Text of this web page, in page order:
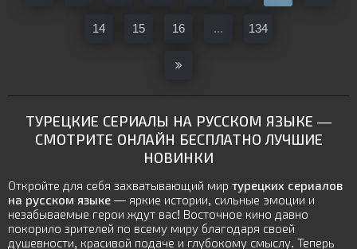
ТУРЕЦКИЕ СЕРИАЛЫ НА РУССКОМ ЯЗЫКЕ —
СМОТРИТЕ ОНЛАЙН БЕСПЛАТНО ЛУЧШИЕ
НОВИНКИ
Откройте для себя захватывающий мир турецких сериалов
на русском языке — яркие истории, сильные эмоции и
незабываемые герои ждут вас! Восточное кино давно
покорило зрителей по всему миру благодаря своей
душевности, красивой подаче и глубокому смыслу. Теперь
14 15 16 ... 134